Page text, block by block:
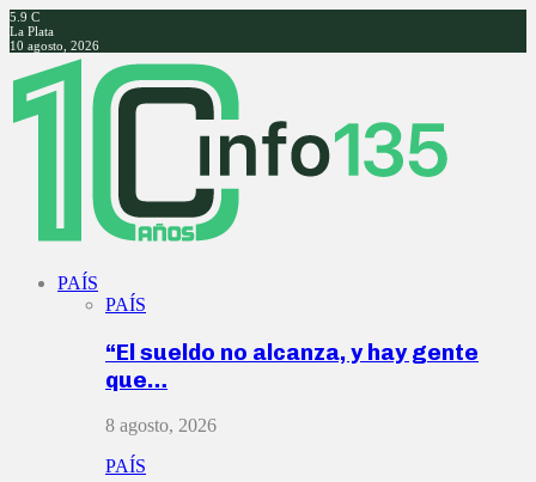
5.9 C
La Plata
10 agosto, 2026
Facebook
Twitter
Instagram
Youtube
PAÍS
PAÍS
“El sueldo no alcanza, y hay gente
que…
8 agosto, 2026
PAÍS